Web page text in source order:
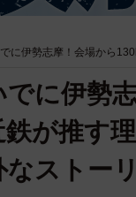
に伊勢志摩！会場から
に伊勢
鉄が推す
ストー